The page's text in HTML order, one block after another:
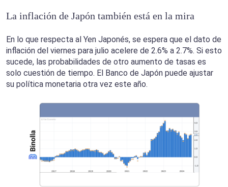
La inflación de Japón también está en la mira
En lo que respecta al Yen Japonés, se espera que el dato de
inflación del viernes para julio acelere de 2.6% a 2.7%. Si esto
sucede, las probabilidades de otro aumento de tasas es
solo cuestión de tiempo. El Banco de Japón puede ajustar
su política monetaria otra vez este año.